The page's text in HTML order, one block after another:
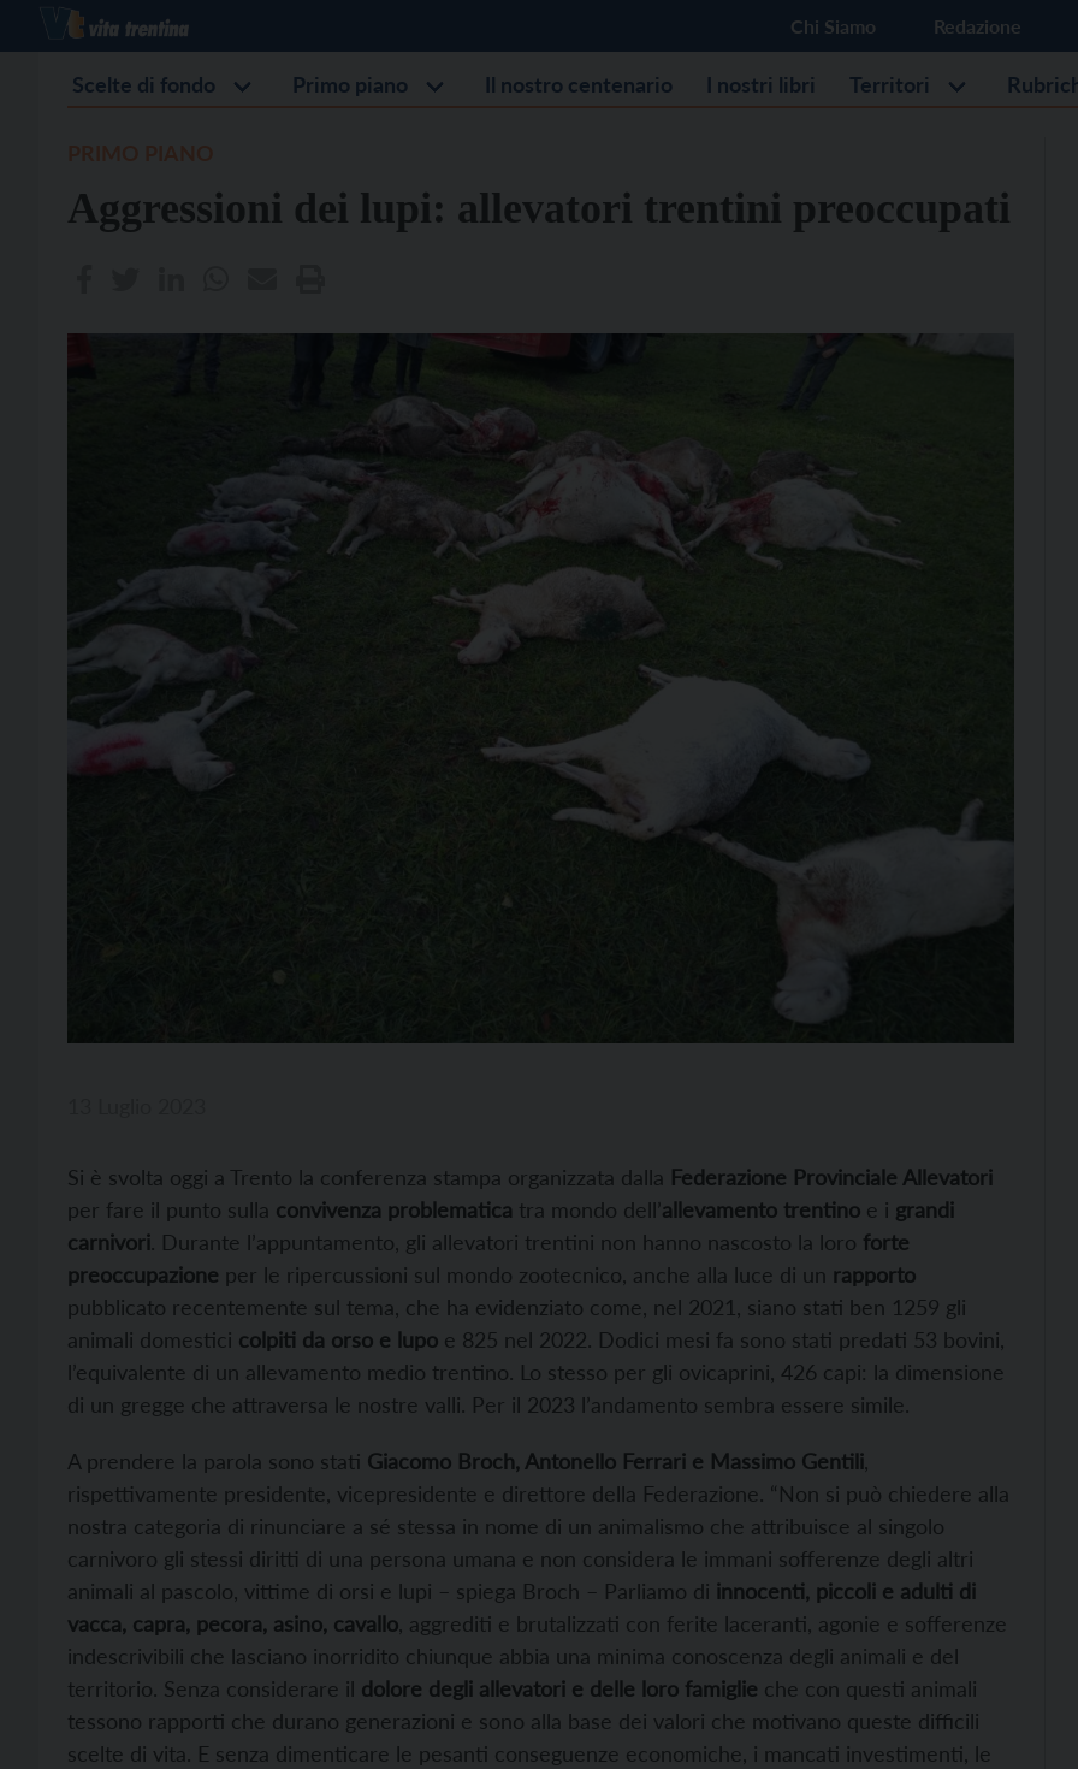
Chi Siamo Redazione
Scelte di fondo Primo piano Il nostro centenario I nostri libri Territori
Aggressioni dei lupi: allevatori trentini preoccupati
Si è svolta oggi a Trento la conferenza stampa organizzata dalla Federazione Provinciale Allevatori
per fare il punto sulla convivenza problematica tra mondo dell’allevamento trentino e i grandi
carnivori. Durante l’appuntamento, gli allevatori trentini non hanno nascosto la loro forte
preoccupazione per le ripercussioni sul mondo zootecnico, anche alla luce di un rapporto
pubblicato recentemente sul tema, che ha evidenziato come, nel 2021, siano stati ben 1259 gli
animali domestici colpiti da orso e lupo e 825 nel 2022. Dodici mesi fa sono stati predati 53 bovini,
l’equivalente di un allevamento medio trentino. Lo stesso per gli ovicaprini, 426 capi: la dimensione
di un gregge che attraversa le nostre valli. Per il 2023 l’andamento sembra essere simile.
A prendere la parola sono stati Giacomo Broch, Antonello Ferrari e Massimo Gentili,
rispettivamente presidente, vicepresidente e direttore della Federazione. “Non si può chiedere alla
nostra categoria di rinunciare a sé stessa in nome di un animalismo che attribuisce al singolo
carnivoro gli stessi diritti di una persona umana e non considera le immani sofferenze degli altri
animali al pascolo, vittime di orsi e lupi – spiega Broch – Parliamo di innocenti, piccoli e adulti di
vacca, capra, pecora, asino, cavallo, aggrediti e brutalizzati con ferite laceranti, agonie e sofferenze
indescrivibili che lasciano inorridito chiunque abbia una minima conoscenza degli animali e del
territorio. Senza considerare il dolore degli allevatori e delle loro famiglie che con questi animali
tessono rapporti che durano generazioni e sono alla base dei valori che motivano queste difficili
scelte di vita. E senza dimenticare le pesanti conseguenze economiche, i mancati investimenti, le